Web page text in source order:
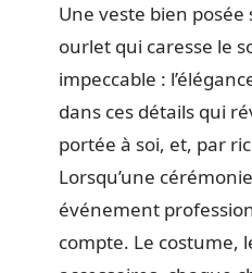
Une veste bien posée
ourlet qui caresse le
impeccable :
dans ces détails qui
portée à soi, et, par
Lorsqu’une
événement
compte. Le costume,